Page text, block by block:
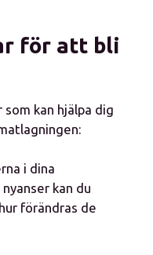
för att bli
kan hjälpa dig
i dina
kan du
förändras de